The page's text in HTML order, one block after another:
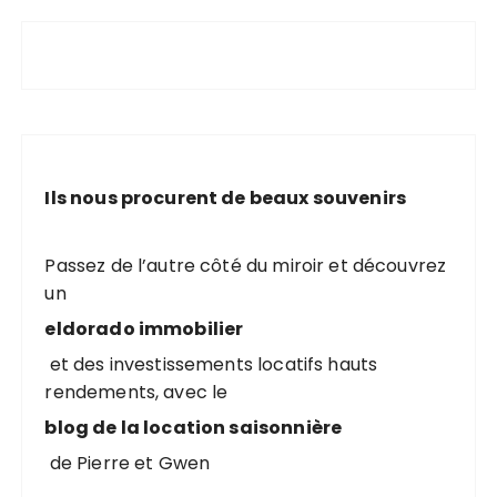
Ils nous procurent de beaux souvenirs
Passez de l’autre côté du miroir et découvrez
un
eldorado immobilier
et des investissements locatifs hauts
rendements, avec le
blog de la location saisonnière
de Pierre et Gwen